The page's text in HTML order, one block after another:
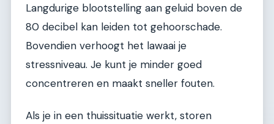
Langdurige blootstelling aan geluid boven de
80 decibel kan leiden tot gehoorschade.
Bovendien verhoogt het lawaai je
stressniveau. Je kunt je minder goed
concentreren en maakt sneller fouten.
Als je in een thuissituatie werkt, storen